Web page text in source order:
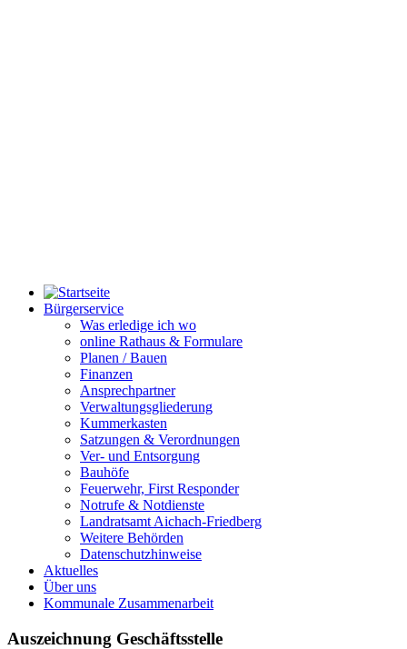
Bürgerservice
Was erledige ich wo
online Rathaus & Formulare
Planen / Bauen
Finanzen
Ansprechpartner
Verwaltungsgliederung
Kummerkasten
Satzungen & Verordnungen
Ver- und Entsorgung
Bauhöfe
Feuerwehr, First Responder
Notrufe & Notdienste
Landratsamt Aichach-Friedberg
Weitere Behörden
Datenschutzhinweise
Aktuelles
Über uns
Kommunale Zusammenarbeit
Auszeichnung Geschäftsstelle